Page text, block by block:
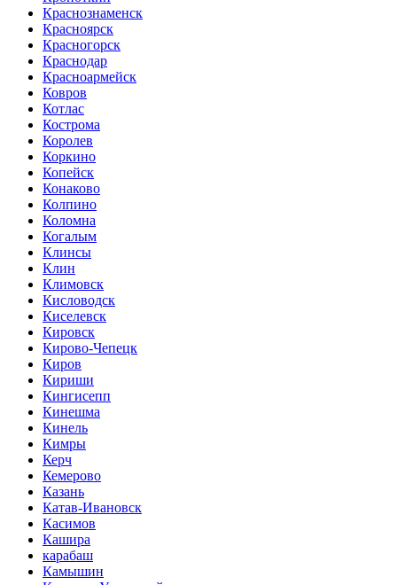
Краснознаменск
Красноярск
Красногорск
Краснодар
Красноармейск
Ковров
Котлас
Кострома
Королев
Коркино
Копейск
Конаково
Колпино
Коломна
Когалым
Клинсы
Клин
Климовск
Кисловодск
Киселевск
Кировск
Кирово-Чепецк
Киров
Кириши
Кингисепп
Кинешма
Кинель
Кимры
Керч
Кемерово
Казань
Катав-Ивановск
Касимов
Кашира
карабаш
Камышин